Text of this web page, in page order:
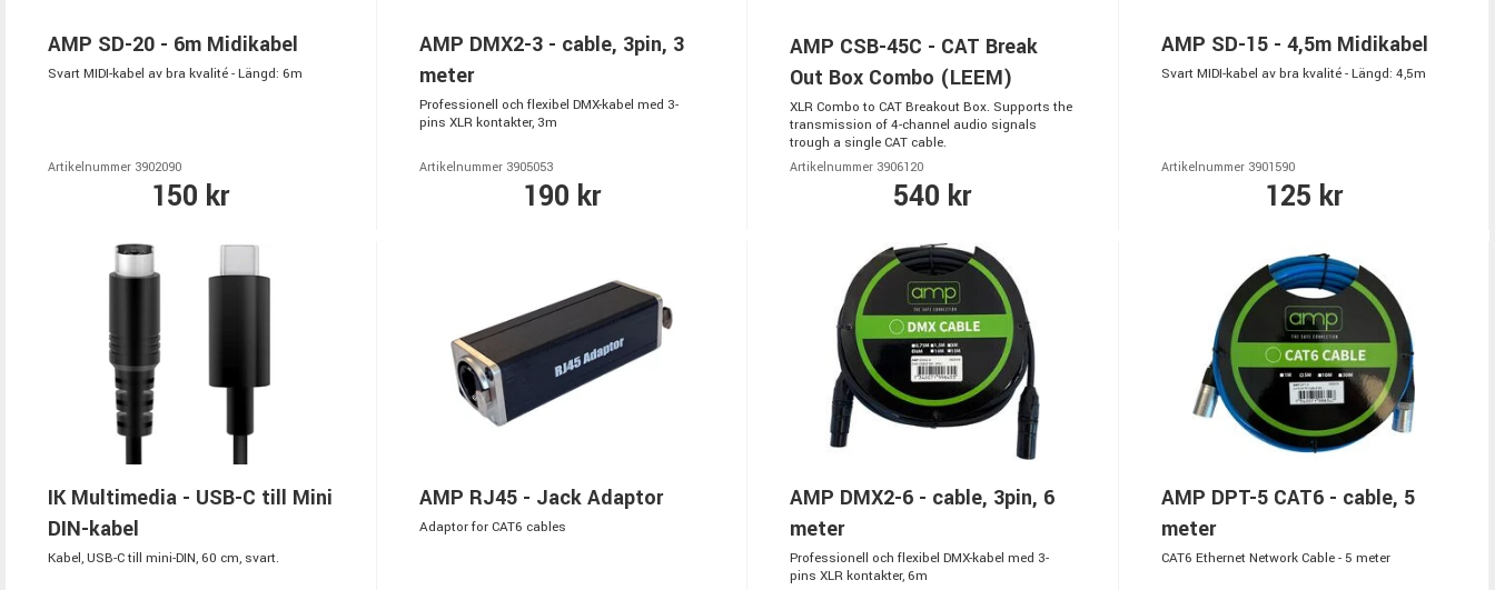
AMP SD-20 - 6m Midikabel
Svart MIDI-kabel av bra kvalité - Längd: 6m
Artikelnummer 3902090
150 kr
AMP DMX2-3 - cable, 3pin, 3
meter
Professionell och flexibel DMX-kabel med 3-
pins XLR kontakter, 3m
Artikelnummer 3905053
190 kr
AMP CSB-45C - CAT Break
Out Box Combo (LEEM)
XLR Combo to CAT Breakout Box. Supports the
transmission of 4-channel audio signals
trough a single CAT cable.
Artikelnummer 3906120
540 kr
AMP SD-15 - 4,5m Midikabel
Svart MIDI-kabel av bra kvalité - Längd: 4,5m
Artikelnummer 3901590
125 kr
IK Multimedia - USB-C till Mini
DIN-kabel
Kabel, USB-C till mini-DIN, 60 cm, svart.
AMP RJ45 - Jack Adaptor
Adaptor for CAT6 cables
AMP DMX2-6 - cable, 3pin, 6
meter
Professionell och flexibel DMX-kabel med 3-
pins XLR kontakter, 6m
AMP DPT-5 CAT6 - cable, 5
meter
CAT6 Ethernet Network Cable - 5 meter